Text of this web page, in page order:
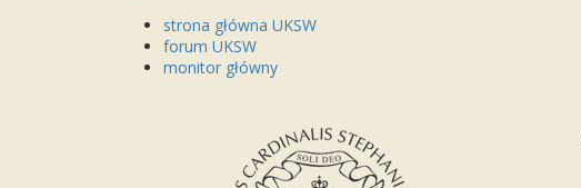
strona główna UKSW
forum UKSW
monitor główny